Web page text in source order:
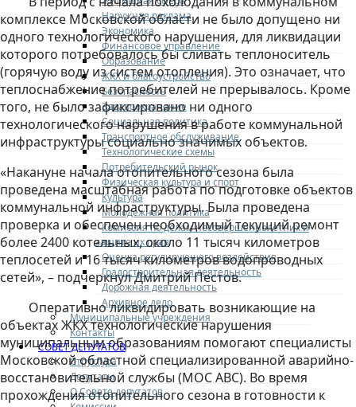
Наружная реклама
Экономика
Финансовое управление
Образование
ЖКХ и благоустройство
Безопасность
Здравоохранение
Социальная политика
Транспортное обслуживание
Технологические схемы
Потребительский рынок
Физическая культура и спорт
Культура
Молодежная политика
Комиссия по делам несовершеннолетних и
защите их прав
Оценка регулирующего воздействия
Градостроительная деятельность
Дорожная деятельность
Архивное дело
Муниципальные учреждения
Контакты
СОВЕТ ДЕПУТАТОВ
Структура
Депутаты
О Совете депутатов
комплексе Московской области не было допущено ни
одного технологического нарушения, для ликвидации
которого потребовалось бы сливать теплоноситель
(горячую воду из систем отопления). Это означает, что
теплоснабжение потребителей не прерывалось. Кроме
того, не было зафиксировано ни одного
технологического нарушения в работе коммунальной
инфраструктуры социально значимых объектов.
«Накануне начала отопительного сезона была
проведена масштабная работа по подготовке объектов
коммунальной инфраструктуры. Была проведена
проверка и обеспечен необходимый текущий ремонт
более 2400 котельных, около 11 тысяч километров
теплосетей и 16 тысяч километров водопроводных
сетей», – подчеркнул Дмитрий Пестов.
Оперативно ликвидировать возникающие на
объектах ЖКХ технологические нарушения
муниципальным образованиям помогают специалисты
Московской областной специализированной аварийно-
восстановительной службы (МОС АВС). Во время
прохождения отопительного сезона в готовности к